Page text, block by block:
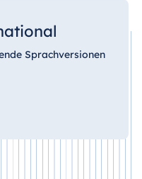
Sprachversionen